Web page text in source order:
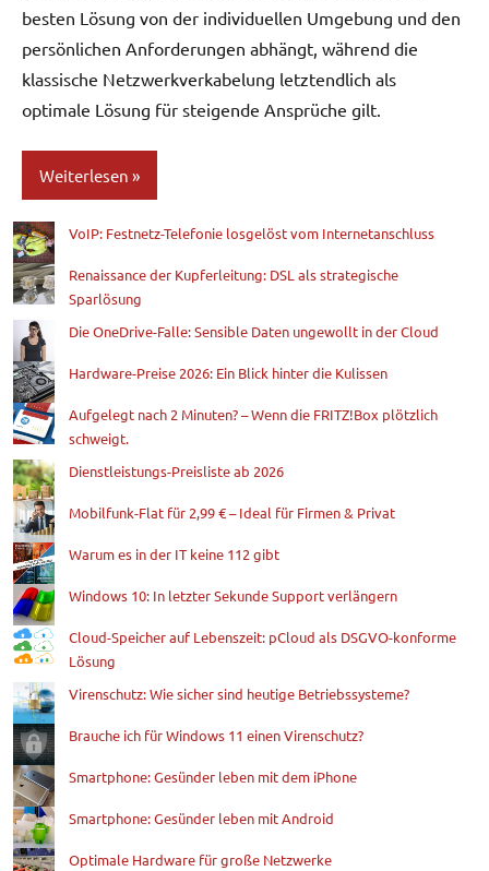
besten Lösung von der individuellen Umgebung und den
persönlichen Anforderungen abhängt, während die
klassische Netzwerkverkabelung letztendlich als
optimale Lösung für steigende Ansprüche gilt.
Weiterlesen
Blog VoIP: Festnetz-Telefonie losgelöst vom Internetanschluss
Renaissance der Kupferleitung: DSL als strategische
Sparlösung
Die OneDrive-Falle: Sensible Daten ungewollt in der Cloud
Hardware-Preise 2026: Ein Blick hinter die Kulissen
Aufgelegt nach 2 Minuten? – Wenn die FRITZ!Box plötzlich
schweigt.
Dienstleistungs-Preisliste ab 2026
Mobilfunk-Flat für 2,99 € – Ideal für Firmen & Privat
Warum es in der IT keine 112 gibt
Windows 10: In letzter Sekunde Support verlängern
Cloud-Speicher auf Lebenszeit: pCloud als DSGVO-konforme
Lösung
Virenschutz: Wie sicher sind heutige Betriebssysteme?
Brauche ich für Windows 11 einen Virenschutz?
Smartphone: Gesünder leben mit dem iPhone
Smartphone: Gesünder leben mit Android
Optimale Hardware für große Netzwerke